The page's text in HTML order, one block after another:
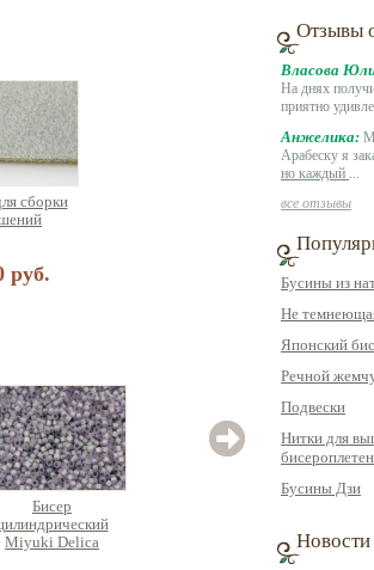
сборки
руб.
Бисер
Miyuki Delica
Miyuki Delica
Отзывы
Власова
На днях
приятно
Анжелика:
Арабеску я
но каждый ...
все отзывы
Бусины из
Не
Японский
Речной
Подвески
Нитки для
Бусины Дзи
Новости